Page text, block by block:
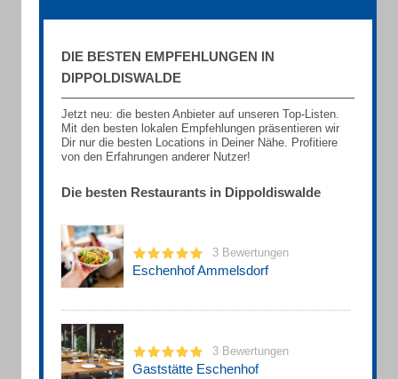
DIE BESTEN EMPFEHLUNGEN IN
DIPPOLDISWALDE
Jetzt neu: die besten Anbieter auf unseren Top-Listen.
Mit den besten lokalen Empfehlungen präsentieren wir
Dir nur die besten Locations in Deiner Nähe. Profitiere
von den Erfahrungen anderer Nutzer!
Die besten Restaurants in Dippoldiswalde
3 Bewertungen
Eschenhof Ammelsdorf
3 Bewertungen
Gaststätte Eschenhof